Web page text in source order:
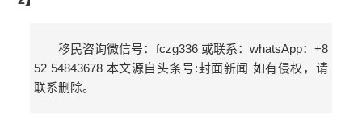
移民咨询微信号：fczg336 或联系：whatsApp：+8
52 54843678 本文源自头条号:封面新闻 如有侵权，请
联系删除。